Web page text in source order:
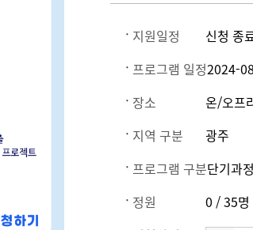
지원일정
신청 종
프로그램 일정2024-
장소
온/오프
지역 구분
광주
프로그램 구분단기과정
정원
0 / 35명